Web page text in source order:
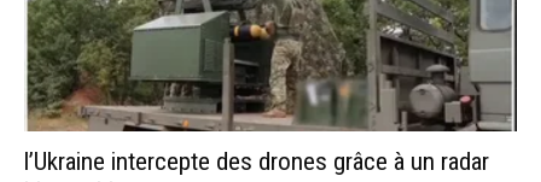
l’Ukraine intercepte des drones grâce à un radar